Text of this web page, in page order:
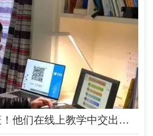
快速响应，助力抗疫！他们在线上教学中交出这样的“答卷”